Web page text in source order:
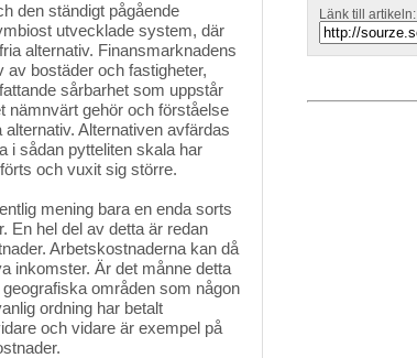
den ständigt pågående
utvecklade system, där
alternativ. Finansmarknadens
av bostäder och fastigheter,
sårbarhet som uppstår
nämnvärt gehör och förståelse
Alternativen avfärdas
i sådan pytteliten skala har
och vuxit sig större.
mening bara en enda sorts
En hel del av detta är redan
Arbetskostnaderna kan då
inkomster. Är det månne detta
områden som någon
ordning har betalt
och vidare är exempel på
Länk till artikeln: